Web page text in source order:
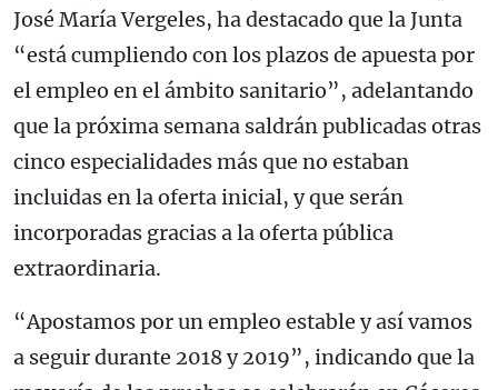
José María Vergeles, ha destacado que la Junta
“está cumpliendo con los plazos de apuesta por
el empleo en el ámbito sanitario”, adelantando
que la próxima semana saldrán publicadas otras
cinco especialidades más que no estaban
incluidas en la oferta inicial, y que serán
incorporadas gracias a la oferta pública
extraordinaria.
“Apostamos por un empleo estable y así vamos
a seguir durante 2018 y 2019”, indicando que la